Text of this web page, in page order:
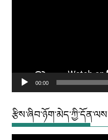
00:00